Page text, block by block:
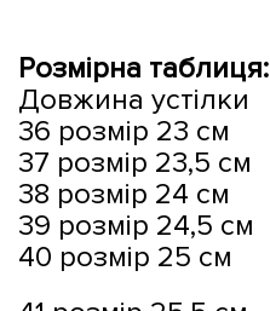
Розмірна таблиця:
Довжина устілки
36 розмір 23 см
37 розмір 23,5 см
38 розмір 24 см
39 розмір 24,5 см
40 розмір 25 см